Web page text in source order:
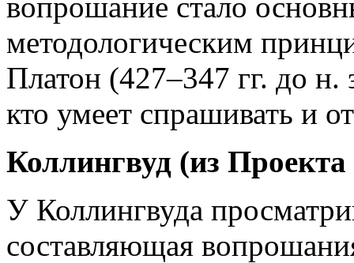
вопрошание стало
методологическим
Платон (427–347 гг. до н.
кто умеет спрашивать и
Коллингвуд (из
У Коллингвуда
составляющая